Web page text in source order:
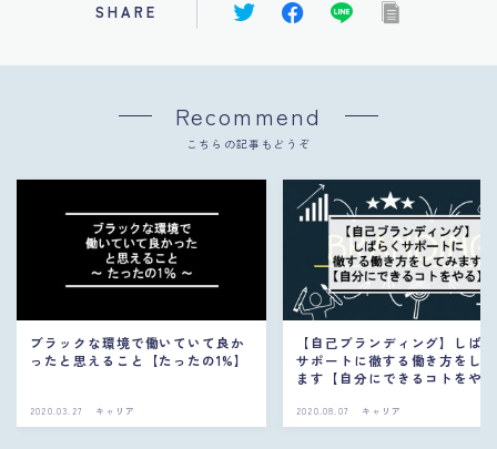
SHARE
Recommend
こちらの記事もどうぞ
ブラックな環境で働いていて良か
ったと思えること【たったの1%】
2020.03.27 キャリア
【自己ブランディング】しば
サポートに徹する働き方をし
ます【自分にできるコトをや
2020.08.07 キャリア